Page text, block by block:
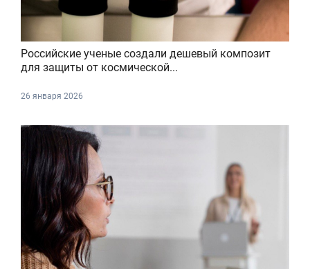
Российские ученые создали дешевый композит
для защиты от космической...
26 января 2026